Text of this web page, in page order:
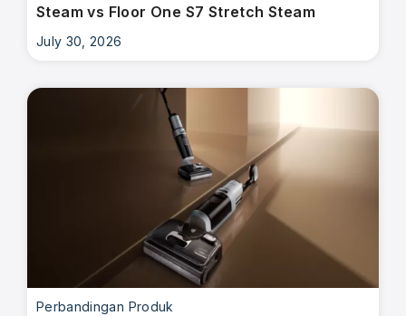
Steam vs Floor One S7 Stretch Steam
July 30, 2026
Perbandingan Produk